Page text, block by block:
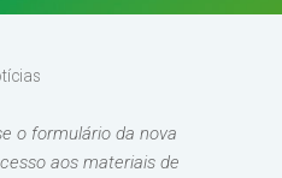
o formulário da nova
aos materiais de